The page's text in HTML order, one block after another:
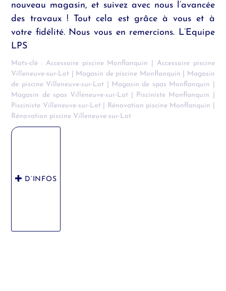
nouveau magasin, et suivez avec nous l’avancée
des travaux ! Tout cela est grâce à vous et à
votre fidélité. Nous vous en remercions. L’Equipe
LPS
Mots-clé : Accessoire piscine Monflanquin
Accessoire piscine
Villeneuve-sur-Lot
Magasin de piscine Monflanquin
Magasin
de piscine Villeneuve-sur-Lot
Magasin de spas Monflanquin
Magasin de spas Villeneuve-sur-Lot| Pisciniste Monflanquin
Pisciniste Villeneuve-sur-Lot| Rénovation piscine Monflanquin
Rénovation piscine Villeneuve-sur-Lot
D’INFOS